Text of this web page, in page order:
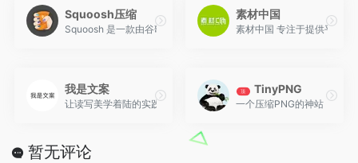
Squoosh压缩
Squoosh 是一款由谷歌开发的、专注于图片压缩优化的免费在线工
素材中国
素材中国 专注于提供平面
我是文案
让读写美学着陆的实践者​，文案案例、文案新闻、文案撰写技巧、
顶 TinyPNG
一个压缩PNG的神站，拥有
暂无评论